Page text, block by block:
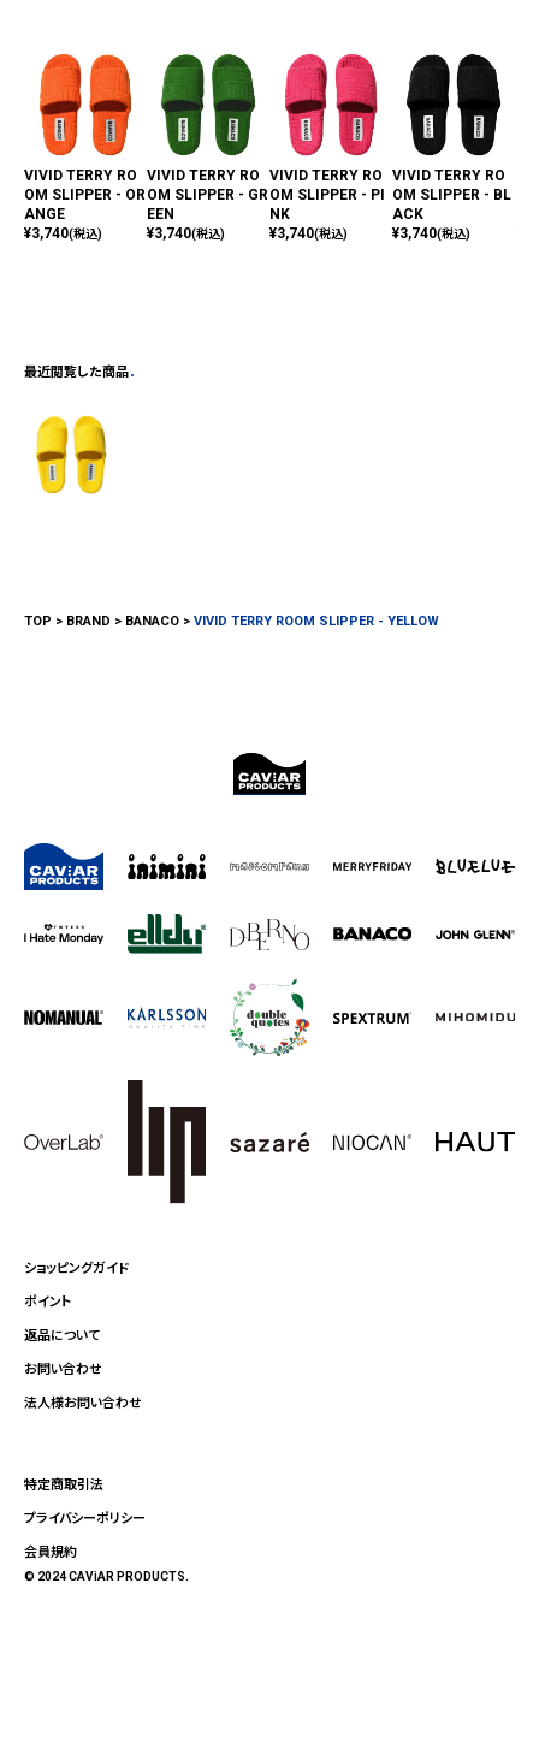
VIVID TERRY RO
OM SLIPPER - OR
ANGE
¥3,740(税込)
VIVID TERRY RO
OM SLIPPER - GR
EEN
¥3,740(税込)
VIVID TERRY RO
OM SLIPPER - PI
NK
¥3,740(税込)
VIVID TERRY RO
OM SLIPPER - BL
ACK
¥3,740(税込)
最近閲覧した商品
TOP BRAND BANACO VIVID TERRY ROOM SLIPPER - YELLOW
ショッピングガイド
ポイント
返品について
お問い合わせ
法人様お問い合わせ
特定商取引法
プライバシーポリシー
会員規約
© 2024 CAViAR PRODUCTS.